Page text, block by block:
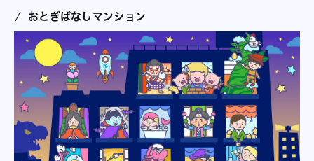
おとぎばなしマンション